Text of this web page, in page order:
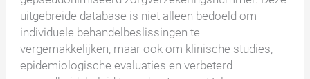
uitgebreide database is niet alleen bedoeld om
individuele behandelbeslissingen te
vergemakkelijken, maar ook om klinische studies,
epidemiologische evaluaties en verbeterd